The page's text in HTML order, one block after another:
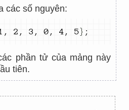
các số nguyên:
, 2 , 3 , 0 , 4 , 5} ;
phần tử của mảng này
tiên.